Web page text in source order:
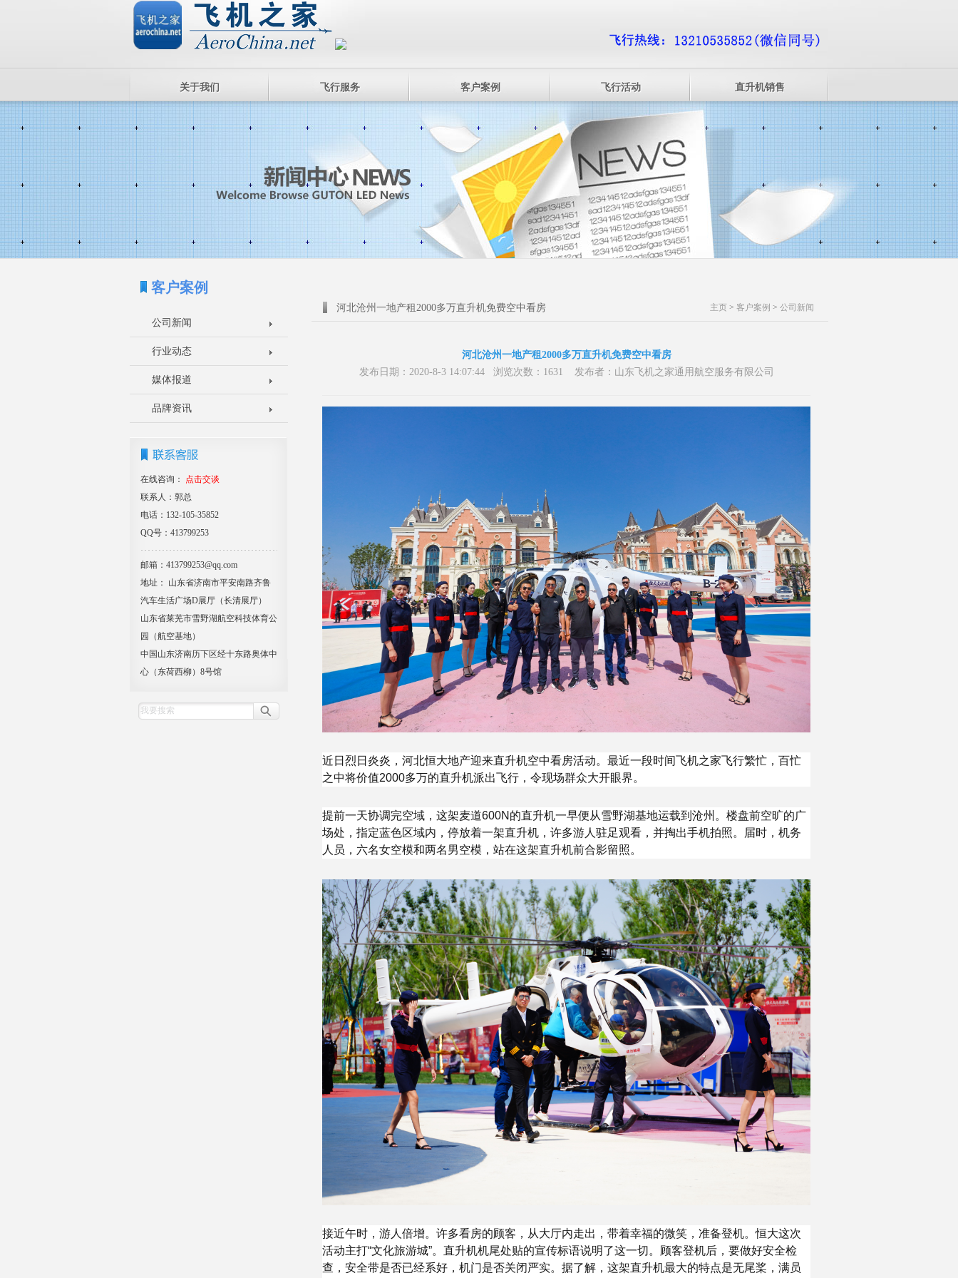
关于我们 飞行服务 客户案例 飞行活动 直升机销售
客户案例
公司新闻
行业动态
媒体报道
品牌资讯
在线咨询：
点击交谈
联系人：郭总
电话：132-105-35852
QQ号：413799253
邮箱：413799253@qq.com
地址： 山东省济南市平安南路齐鲁
汽车生活广场D展厅（长清展厅）
山东省莱芜市雪野湖航空科技体育公
园（航空基地）
中国山东济南历下区经十东路奥体中
心（东荷西柳）8号馆
主页 > 客户案例 > 公司新闻
河北沧州一地产租2000多万直升机免费空中看房
河北沧州一地产租2000多万直升机免费空中看房
发布日期：2020-8-3 14:07:44 浏览次数：1631 发布者：山东飞机之家通用航空服务有限公司
近日烈日炎炎，河北恒大地产迎来直升机空中看房活动。最近一段时间飞机之家飞行繁忙，百忙
之中将价值2000多万的直升机派出飞行，令现场群众大开眼界。
提前一天协调完空域，这架麦道600N的直升机一早便从雪野湖基地运载到沧州。楼盘前空旷的广
场处，指定蓝色区域内，停放着一架直升机，许多游人驻足观看，并掏出手机拍照。届时，机务
人员，六名女空模和两名男空模，站在这架直升机前合影留照。
接近午时，游人倍增。许多看房的顾客，从大厅内走出，带着幸福的微笑，准备登机。恒大这次
活动主打“文化旅游城”。直升机机尾处贴的宣传标语说明了这一切。顾客登机后，要做好安全检
查，安全带是否已经系好，机门是否关闭严实。据了解，这架直升机最大的特点是无尾桨，满员